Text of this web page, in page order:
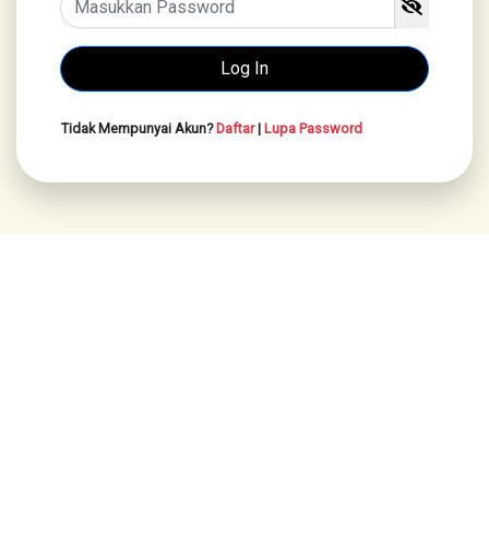
Tidak Mempunyai Akun?Daftar| Lupa Password